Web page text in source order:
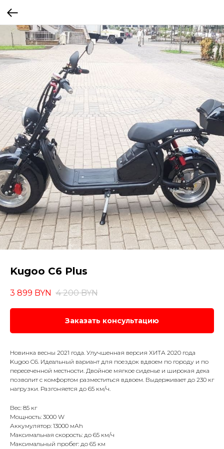
Kugoo C6 Plus
3 899 BYN 4 200 BYN
Заказать консультацию
Новинка весны 2021 года. Улучшенная версия ХИТА 2020 года
Kugoo C6. Идеальный вариант для поездок вдвоем по городу и по
пересеченной местности. Двойное мягкое сиденье и широкая дека
позволит с комфортом разместиться вдвоем. Выдерживает до 230 кг
нагрузки. Разгоняется до 65 км/ч.
Вес: 85 кг
Мощность: 3000 W
Аккумулятор: 13000 мАh
Максимальная скорость: до 65 км/ч
Максимальный пробег: до 65 км